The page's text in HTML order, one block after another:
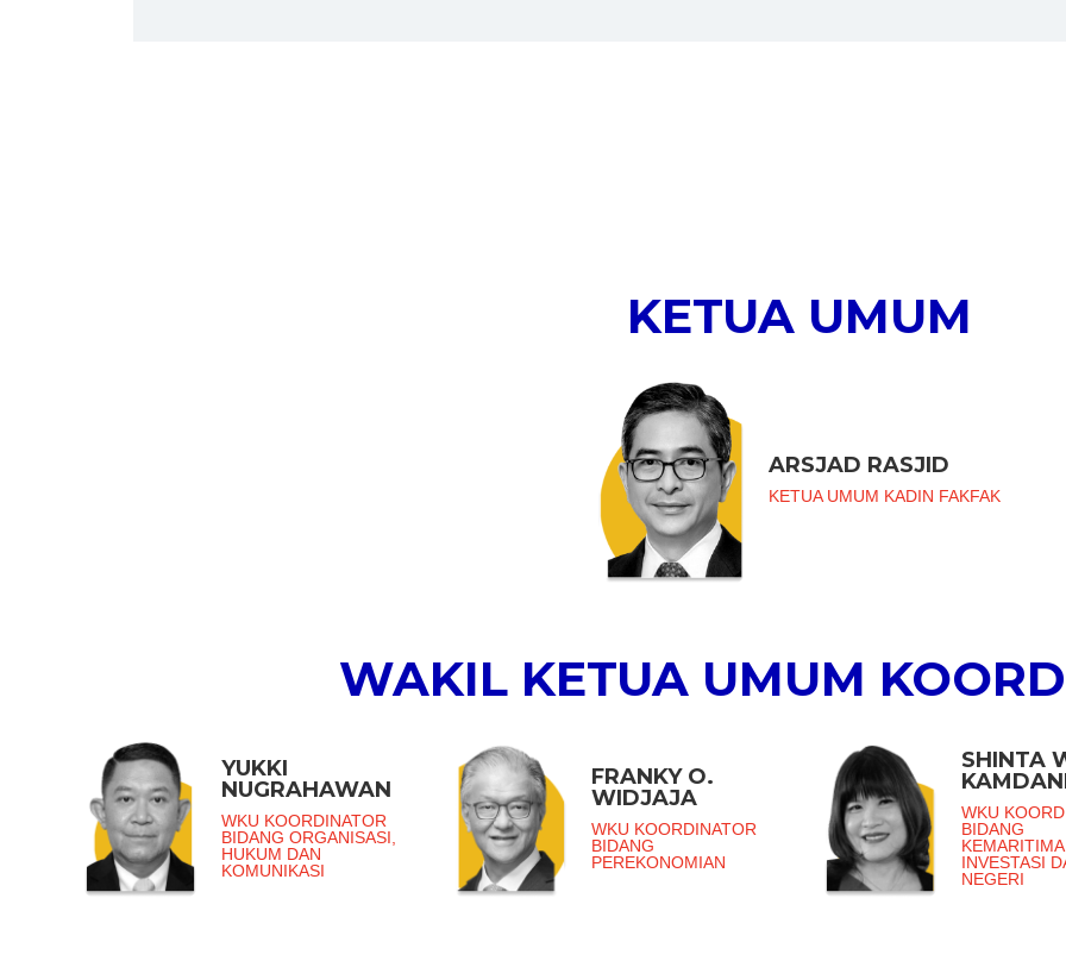
KETUA UMUM
ARSJAD RASJID
KETUA UMUM KADIN FAKFAK
WAKIL KETUA UMUM
YUKKI
NUGRAHAWAN
WKU KOORDINATOR
BIDANG ORGANISASI,
HUKUM DAN
KOMUNIKASI
FRANKY O.
WIDJAJA
WKU KOORDINATOR
BIDANG
PEREKONOMIAN
SHINTA
WKU
BIDANG
INVESTASI
NEGERI